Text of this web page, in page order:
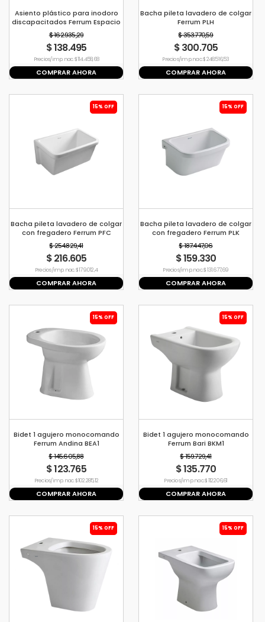
Asiento plástico para inodoro
discapacitados Ferrum Espacio
$ 162.935,29
$ 138.495
Precio s/imp. nac. $ 114.458,68
COMPRAR AHORA
Bacha pileta lavadero de colgar
Ferrum PLH
$ 353.770,59
$ 300.705
Precio s/imp. nac. $ 248.516,53
COMPRAR AHORA
15% OFF
Bacha pileta lavadero de colgar
con fregadero Ferrum PFC
$ 254.829,41
$ 216.605
Precio s/imp. nac. $ 179.012,4
COMPRAR AHORA
15% OFF
Bacha pileta lavadero de colgar
con fregadero Ferrum PLK
$ 187.447,06
$ 159.330
Precio s/imp. nac. $ 131.677,69
COMPRAR AHORA
15% OFF
Bidet 1 agujero monocomando
Ferrum Andina BEA1
$ 145.605,88
$ 123.765
Precio s/imp. nac. $ 102.285,12
COMPRAR AHORA
15% OFF
Bidet 1 agujero monocomando
Ferrum Bari BKM1
$ 159.729,41
$ 135.770
Precio s/imp. nac. $ 112.206,61
COMPRAR AHORA
15% OFF 15% OFF